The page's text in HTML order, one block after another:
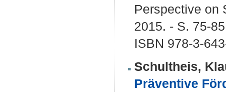
Perspective on
2015. - S. 75-85
ISBN 978-3-
Schultheis,
Präventive